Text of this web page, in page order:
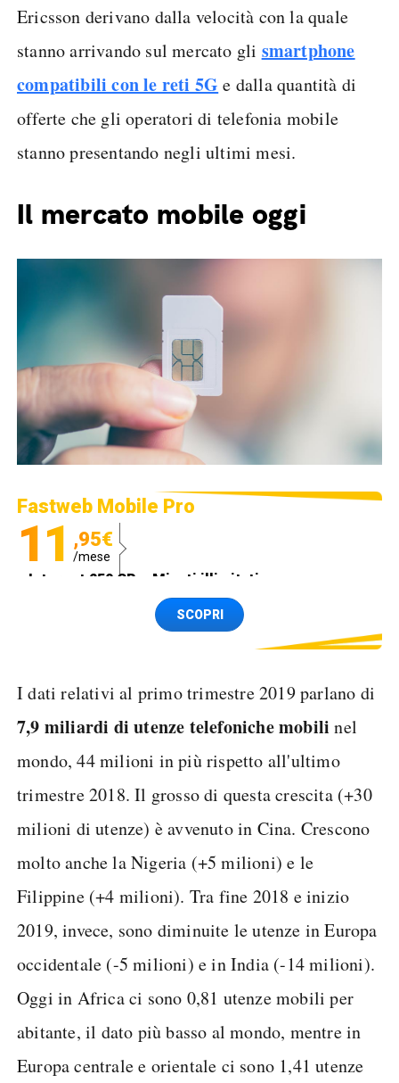
Ericsson derivano dalla velocità con la quale
stanno arrivando sul mercato gli smartphone
compatibili con le reti 5G e dalla quantità di
offerte che gli operatori di telefonia mobile
stanno presentando negli ultimi mesi.
Il mercato mobile oggi
Fastweb Mobile Pro
11 ,95€
/mese
Internet 250 GB e Minuti illimitati
Spedizione SIM GRATISSCOPRI
I dati relativi al primo trimestre 2019 parlano di
7,9 miliardi di utenze telefoniche mobili nel
mondo, 44 milioni in più rispetto all'ultimo
trimestre 2018. Il grosso di questa crescita (+30
milioni di utenze) è avvenuto in Cina. Crescono
molto anche la Nigeria (+5 milioni) e le
Filippine (+4 milioni). Tra fine 2018 e inizio
2019, invece, sono diminuite le utenze in Europa
occidentale (-5 milioni) e in India (-14 milioni).
Oggi in Africa ci sono 0,81 utenze mobili per
abitante, il dato più basso al mondo, mentre in
Europa centrale e orientale ci sono 1,41 utenze